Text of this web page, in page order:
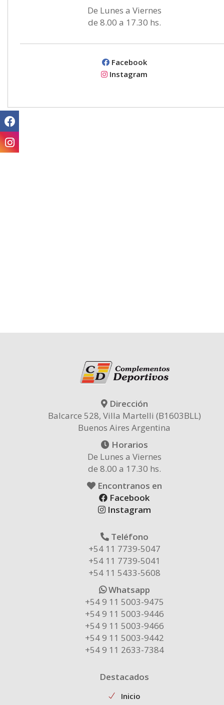
De Lunes a Viernes
de 8.00 a 17.30 hs.
Facebook
Instagram
Dirección
Balcarce 528, Villa Martelli (B1603BLL)
Buenos Aires Argentina
Horarios
De Lunes a Viernes
de 8.00 a 17.30 hs.
Encontranos en
Facebook
Instagram
Teléfono
+54 11 7739-5047
+54 11 7739-5041
+54 11 5433-5608
Whatsapp
+54 9 11 5003-9475
+54 9 11 5003-9446
+54 9 11 5003-9466
+54 9 11 5003-9442
+54 9 11 2633-7384
Destacados
Inicio